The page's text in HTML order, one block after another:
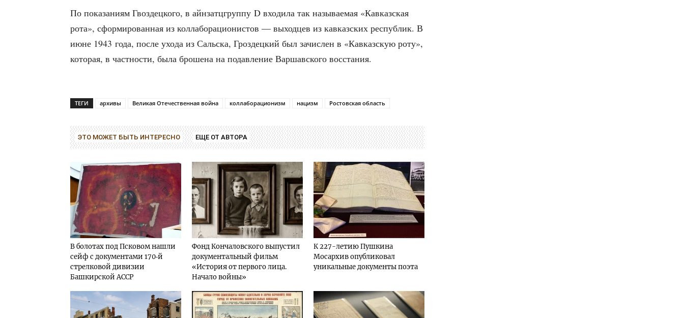
По пока­за­ни­ям Гвоз­дец­ко­го, в айн­затц­груп­пу D вхо­ди­ла так назы­ва­е­мая «Кав­каз­ская
рота», сфор­ми­ро­ван­ная из кол­ла­бо­ра­ци­о­ни­стов — выход­цев из кав­каз­ских рес­пуб­лик. В
июне 1943 года, после ухо­да из Саль­ска, Гроз­дец­кий был зачис­лен в «Кав­каз­скую роту»,
кото­рая, в част­но­сти, была бро­ше­на на подав­ле­ние Вар­шав­ско­го восстания.
ТЕГИ архивы Великая Отечественная война коллаборационизм нацизм Ростовская область
ЭТО МОЖЕТ БЫТЬ ИНТЕРЕСНО ЕЩЕ ОТ АВТОРА
В болотах под Псковом нашли
сейф с документами 170‑й
стрелковой дивизии
Башкирской АССР
Фонд Кончаловского выпустил
документальный фильм
«История от первого лица.
Начало войны»
К 227-летию Пушкина
Мосархив опубликовал
уникальные документы поэта